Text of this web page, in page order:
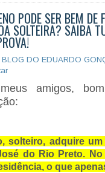
PODE SER BEM
SOLTEIRA? SAIBA
BLOG DO EDUARDO
amigos,
solteiro, adquire
do Rio Preto.
o que